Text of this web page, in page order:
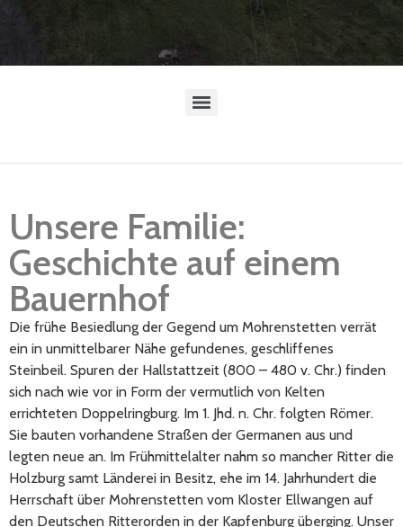
Unsere Familie:
Geschichte auf einem
Bauernhof
Die frühe Besiedlung der Gegend um Mohrenstetten verrät
ein in unmittelbarer Nähe gefundenes, geschliffenes
Steinbeil. Spuren der Hallstattzeit (800 – 480 v. Chr.) finden
sich nach wie vor in Form der vermutlich von Kelten
errichteten Doppelringburg. Im 1. Jhd. n. Chr. folgten Römer.
Sie bauten vorhandene Straßen der Germanen aus und
legten neue an. Im Frühmittelalter nahm so mancher Ritter die
Holzburg samt Länderei in Besitz, ehe im 14. Jahrhundert die
Herrschaft über Mohrenstetten vom Kloster Ellwangen auf
den Deutschen Ritterorden in der Kapfenburg überging. Unser